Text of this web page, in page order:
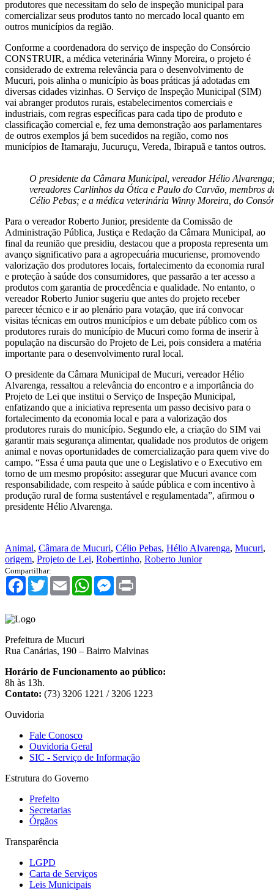
produtores que necessitam do selo de inspeção municipal para
comercializar seus produtos tanto no mercado local quanto em
outros municípios da região.
Conforme a coordenadora do serviço de inspeção do Consórcio
CONSTRUIR, a médica veterinária Winny Moreira, o projeto é
considerado de extrema relevância para o desenvolvimento de
Mucuri, pois alinha o município às boas práticas já adotadas em
diversas cidades vizinhas. O Serviço de Inspeção Municipal (SIM)
vai abranger produtos rurais, estabelecimentos comerciais e
industriais, com regras específicas para cada tipo de produto e
classificação comercial e, fez uma demonstração aos parlamentares
de outros exemplos já bem sucedidos na região, como nos
municípios de Itamaraju, Jucuruçu, Vereda, Ibirapuã e tantos outros.
O presidente da Câmara Municipal, vereador Hélio
vereadores Carlinhos da Ótica e Paulo do Carvão, membros
Célio Pebas; e a médica veterinária Winny Moreira, do
Para o vereador Roberto Junior, presidente da Comissão de
Administração Pública, Justiça e Redação da Câmara Municipal, ao
final da reunião que presidiu, destacou que a proposta representa um
avanço significativo para a agropecuária mucuriense, promovendo
valorização dos produtores locais, fortalecimento da economia rural
e proteção à saúde dos consumidores, que passarão a ter acesso a
produtos com garantia de procedência e qualidade. No entanto, o
vereador Roberto Junior sugeriu que antes do projeto receber
parecer técnico e ir ao plenário para votação, que irá convocar
visitas técnicas em outros municípios e um debate público com os
produtores rurais do município de Mucuri como forma de inserir à
população na discursão do Projeto de Lei, pois considera a matéria
importante para o desenvolvimento rural local.
O presidente da Câmara Municipal de Mucuri, vereador Hélio
Alvarenga, ressaltou a relevância do encontro e a importância do
Projeto de Lei que institui o Serviço de Inspeção Municipal,
enfatizando que a iniciativa representa um passo decisivo para o
fortalecimento da economia local e para a valorização dos
produtores rurais do município. Segundo ele, a criação do SIM vai
garantir mais segurança alimentar, qualidade nos produtos de origem
animal e novas oportunidades de comercialização para quem vive do
campo. “Essa é uma pauta que une o Legislativo e o Executivo em
torno de um mesmo propósito: assegurar que Mucuri avance com
responsabilidade, com respeito à saúde pública e com incentivo à
produção rural de forma sustentável e regulamentada”, afirmou o
presidente Hélio Alvarenga.
Animal, Câmara de Mucuri, Célio Pebas, Hélio Alvarenga, Mucuri,
origem, Projeto de Lei, Robertinho, Roberto Junior
Compartilhar:
Facebook
TwitterEmail WhatsAppMessenger
Prefeitura de Mucuri
Rua Canárias, 190 – Bairro Malvinas
Horário de Funcionamento ao público:
8h às 13h.
Contato: (73) 3206 1221 / 3206 1223
Ouvidoria
Fale Conosco
Ouvidoria Geral
SIC - Serviço de Informação
Estrutura do Governo
Prefeito
Secretarias
Órgãos
Transparência
LGPD
Carta de Serviços
Leis Municipais